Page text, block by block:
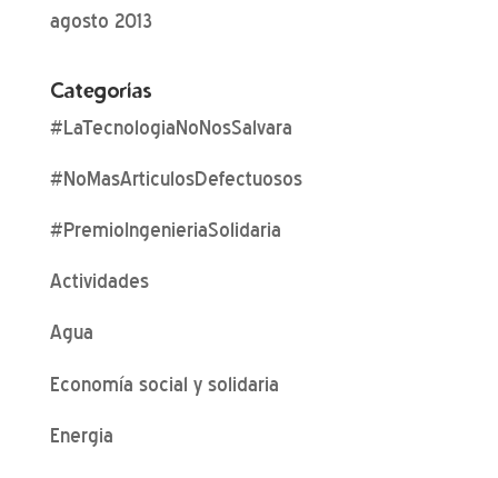
agosto 2013
Categorías
#LaTecnologiaNoNosSalvara
#NoMasArticulosDefectuosos
#PremioIngenieriaSolidaria
Actividades
Agua
Economía social y solidaria
Energia